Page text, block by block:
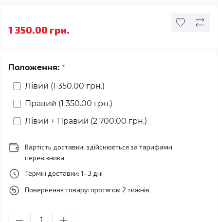
1 350.00 грн.
Положення: *
Лівий (1 350.00 грн.)
Правий (1 350.00 грн.)
Лівий + Правий (2 700.00 грн.)
Вартість доставки: здійснюється за тарифами
перевізника
Термін доставки: 1–3 дні
Повернення товару: протягом 2 тижнів